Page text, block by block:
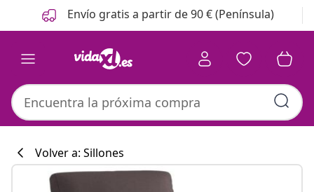
Anterior
Siguiente Envío gratis a partir de 90 € (Península)
Volver a: Sillones